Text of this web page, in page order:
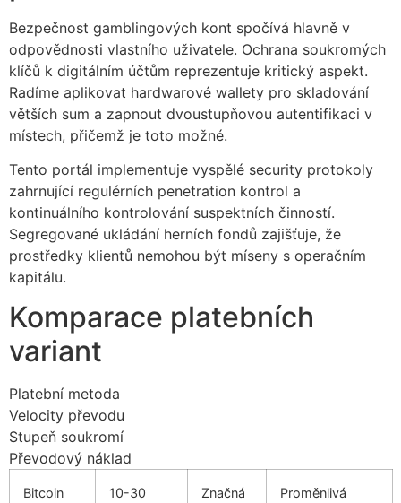
Bezpečnost gamblingových kont spočívá hlavně v
odpovědnosti vlastního uživatele. Ochrana soukromých
klíčů k digitálním účtům reprezentuje kritický aspekt.
Radíme aplikovat hardwarové wallety pro skladování
větších sum a zapnout dvoustupňovou autentifikaci v
místech, přičemž je toto možné.
Tento portál implementuje vyspělé security protokoly
zahrnující regulérních penetration kontrol a
kontinuálního kontrolování suspektních činností.
Segregované ukládání herních fondů zajišťuje, že
prostředky klientů nemohou být míseny s operačním
kapitálu.
Komparace platebních
variant
Platební metoda
Velocity převodu
Stupeň soukromí
Převodový náklad
Bitcoin
10-30
Značná
Proměnlivá